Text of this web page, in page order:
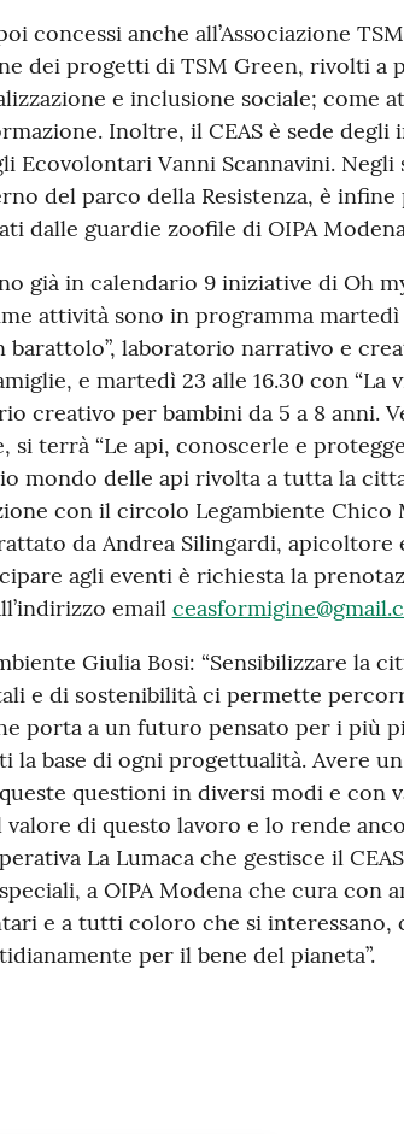
concessi anche all’Associazione
dei progetti di TSM Green, rivolti a
e inclusione sociale; come
Inoltre, il CEAS è sede degli
Ecovolontari Vanni Scannavini. Negli
del parco della Resistenza, è
dalle guardie zoofile di OIPA
già in calendario 9 iniziative di Oh
attività sono in programma martedì
barattolo”, laboratorio narrativo e
e martedì 23 alle 16.30 con “La
creativo per bambini da 5 a 8 anni.
si terrà “Le api, conoscerle e
mondo delle api rivolta a tutta la
con il circolo Legambiente Chico
da Andrea Silingardi, apicoltore
agli eventi è richiesta la
email
Giulia Bosi: “Sensibilizzare la
e di sostenibilità ci permette
porta a un futuro pensato per i più
la base di ogni progettualità. Avere
questioni in diversi modi e con
di questo lavoro e lo rende
La Lumaca che gestisce il
a OIPA Modena che cura con
e a tutti coloro che si interessano,
per il bene del pianeta”.